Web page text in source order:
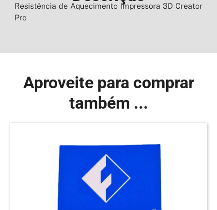
Resistência de Aquecimento Impressora 3D Creator
Pro
Aproveite para comprar
também ...